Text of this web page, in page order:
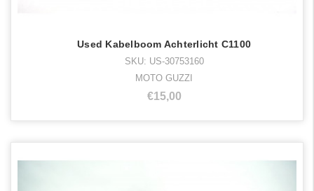
Used Kabelboom Achterlicht C1100
SKU: US-30753160
MOTO GUZZI
€15,00